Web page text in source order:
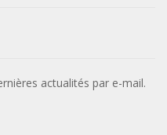
actualités par e-mail.